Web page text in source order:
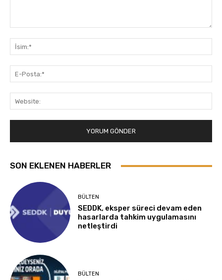
SON EKLENEN HABERLER
BÜLTEN
SEDDK, eksper süreci devam eden
hasarlarda tahkim uygulamasını
netleştirdi
BÜLTEN